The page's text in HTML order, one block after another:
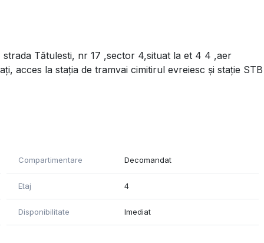
Tătulesti, nr 17 ,sector 4,situat la et 4 4 ,aer
acces la stația de tramvai cimitirul evreiesc și stație STB
Compartimentare Decomandat
Etaj 4
Disponibilitate Imediat